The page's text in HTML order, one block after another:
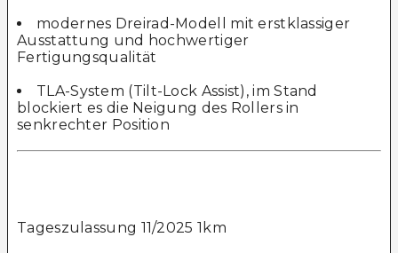
modernes Dreirad-Modell mit erstklassiger
Ausstattung und hochwertiger
Fertigungsqualität
TLA-System (Tilt-Lock Assist), im Stand
blockiert es die Neigung des Rollers in
senkrechter Position
Tageszulassung 11/2025 1km